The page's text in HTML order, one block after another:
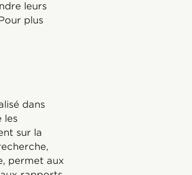
leurs
plus
dans
les
sur la
permet aux